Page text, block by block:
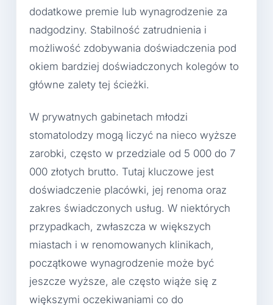
dodatkowe premie lub wynagrodzenie za
nadgodziny. Stabilność zatrudnienia i
możliwość zdobywania doświadczenia pod
okiem bardziej doświadczonych kolegów to
główne zalety tej ścieżki.
W prywatnych gabinetach młodzi
stomatolodzy mogą liczyć na nieco wyższe
zarobki, często w przedziale od 5 000 do 7
000 złotych brutto. Tutaj kluczowe jest
doświadczenie placówki, jej renoma oraz
zakres świadczonych usług. W niektórych
przypadkach, zwłaszcza w większych
miastach i w renomowanych klinikach,
początkowe wynagrodzenie może być
jeszcze wyższe, ale często wiąże się z
większymi oczekiwaniami co do